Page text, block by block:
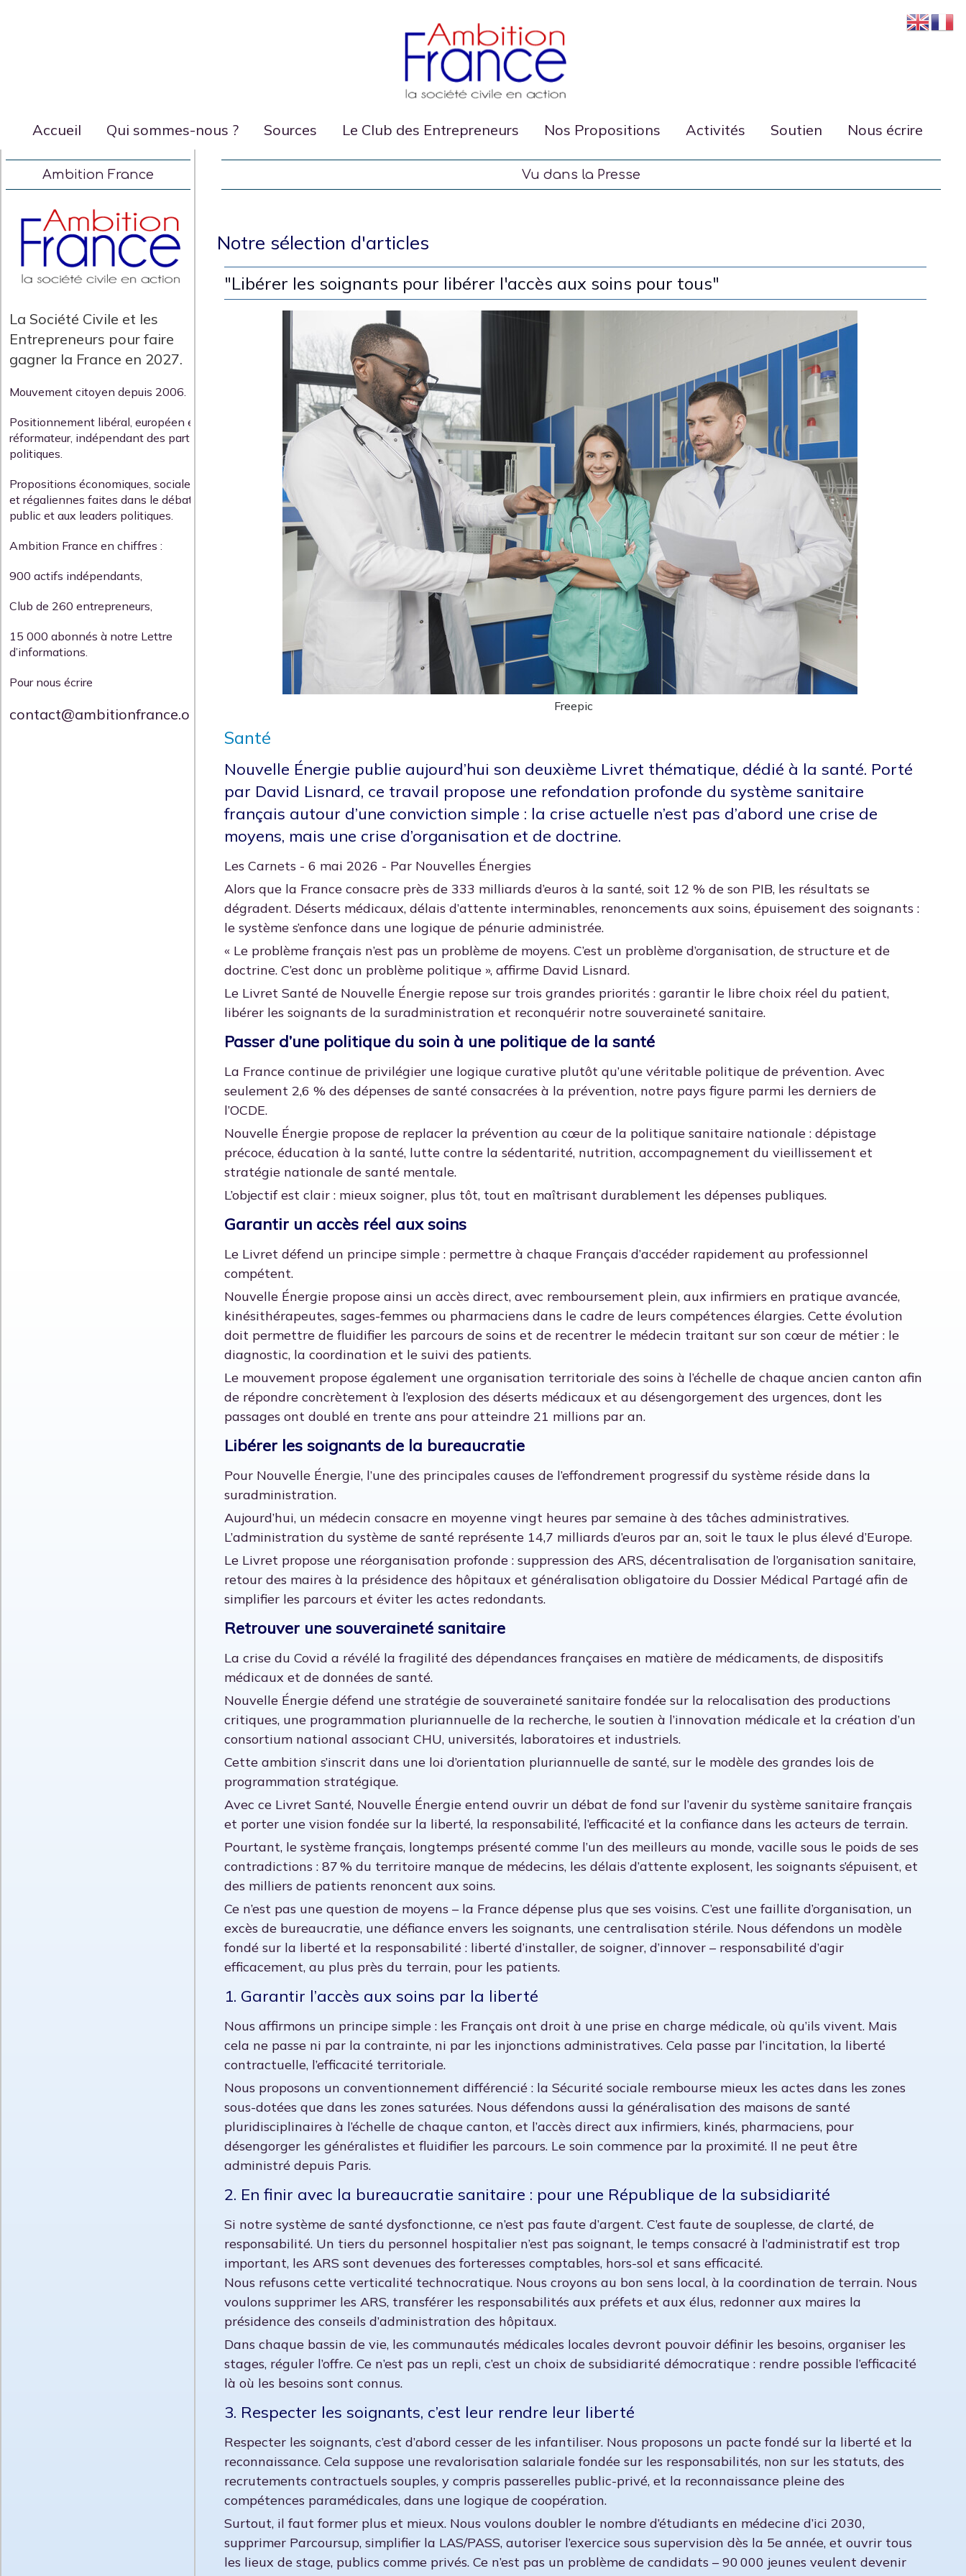
Accueil Qui sommes-nous ? Sources Le Club des Entrepreneurs Nos Propositions Activités Soutien Nous écrire
Ambition France
La Société Civile et les
Entrepreneurs pour faire
gagner la France en 2027.
Mouvement citoyen depuis 2006.
Positionnement libéral, européen et
réformateur, indépendant des partis
politiques.
Propositions économiques, sociales
et régaliennes faites dans le débat
public et aux leaders politiques.
Ambition France en chiffres :
900 actifs indépendants,
Club de 260 entrepreneurs,
15 000 abonnés à notre Lettre
d’informations.
Pour nous écrire
contact@ambitionfrance.org
Vu dans la Presse
Notre sélection d'articles
"Libérer les soignants pour libérer l'accès aux soins pour tous"
Freepic
Santé
Nouvelle Énergie publie aujourd’hui son deuxième Livret thématique, dédié à la santé. Porté
par David Lisnard, ce travail propose une refondation profonde du système sanitaire
français autour d’une conviction simple : la crise actuelle n’est pas d’abord une crise de
moyens, mais une crise d’organisation et de doctrine.
Les Carnets - 6 mai 2026 - Par Nouvelles Énergies
Alors que la France consacre près de 333 milliards d’euros à la santé, soit 12 % de son PIB, les résultats se
dégradent. Déserts médicaux, délais d’attente interminables, renoncements aux soins, épuisement des soignants :
le système s’enfonce dans une logique de pénurie administrée.
« Le problème français n’est pas un problème de moyens. C’est un problème d’organisation, de structure et de
doctrine. C’est donc un problème politique », affirme David Lisnard.
Le Livret Santé de Nouvelle Énergie repose sur trois grandes priorités : garantir le libre choix réel du patient,
libérer les soignants de la suradministration et reconquérir notre souveraineté sanitaire.
Passer d’une politique du soin à une politique de la santé
La France continue de privilégier une logique curative plutôt qu’une véritable politique de prévention. Avec
seulement 2,6 % des dépenses de santé consacrées à la prévention, notre pays figure parmi les derniers de
l’OCDE.
Nouvelle Énergie propose de replacer la prévention au cœur de la politique sanitaire nationale : dépistage
précoce, éducation à la santé, lutte contre la sédentarité, nutrition, accompagnement du vieillissement et
stratégie nationale de santé mentale.
L’objectif est clair : mieux soigner, plus tôt, tout en maîtrisant durablement les dépenses publiques.
Garantir un accès réel aux soins
Le Livret défend un principe simple : permettre à chaque Français d’accéder rapidement au professionnel
compétent.
Nouvelle Énergie propose ainsi un accès direct, avec remboursement plein, aux infirmiers en pratique avancée,
kinésithérapeutes, sages-femmes ou pharmaciens dans le cadre de leurs compétences élargies. Cette évolution
doit permettre de fluidifier les parcours de soins et de recentrer le médecin traitant sur son cœur de métier : le
diagnostic, la coordination et le suivi des patients.
Le mouvement propose également une organisation territoriale des soins à l’échelle de chaque ancien canton afin
de répondre concrètement à l’explosion des déserts médicaux et au désengorgement des urgences, dont les
passages ont doublé en trente ans pour atteindre 21 millions par an.
Libérer les soignants de la bureaucratie
Pour Nouvelle Énergie, l’une des principales causes de l’effondrement progressif du système réside dans la
suradministration.
Aujourd’hui, un médecin consacre en moyenne vingt heures par semaine à des tâches administratives.
L’administration du système de santé représente 14,7 milliards d’euros par an, soit le taux le plus élevé d’Europe.
Le Livret propose une réorganisation profonde : suppression des ARS, décentralisation de l’organisation sanitaire,
retour des maires à la présidence des hôpitaux et généralisation obligatoire du Dossier Médical Partagé afin de
simplifier les parcours et éviter les actes redondants.
Retrouver une souveraineté sanitaire
La crise du Covid a révélé la fragilité des dépendances françaises en matière de médicaments, de dispositifs
médicaux et de données de santé.
Nouvelle Énergie défend une stratégie de souveraineté sanitaire fondée sur la relocalisation des productions
critiques, une programmation pluriannuelle de la recherche, le soutien à l’innovation médicale et la création d’un
consortium national associant CHU, universités, laboratoires et industriels.
Cette ambition s’inscrit dans une loi d’orientation pluriannuelle de santé, sur le modèle des grandes lois de
programmation stratégique.
Avec ce Livret Santé, Nouvelle Énergie entend ouvrir un débat de fond sur l’avenir du système sanitaire français
et porter une vision fondée sur la liberté, la responsabilité, l’efficacité et la confiance dans les acteurs de terrain.
Pourtant, le système français, longtemps présenté comme l’un des meilleurs au monde, vacille sous le poids de ses
contradictions : 87 % du territoire manque de médecins, les délais d’attente explosent, les soignants s’épuisent, et
des milliers de patients renoncent aux soins.
Ce n’est pas une question de moyens – la France dépense plus que ses voisins. C’est une faillite d’organisation, un
excès de bureaucratie, une défiance envers les soignants, une centralisation stérile. Nous défendons un modèle
fondé sur la liberté et la responsabilité : liberté d’installer, de soigner, d’innover – responsabilité d’agir
efficacement, au plus près du terrain, pour les patients.
1. Garantir l’accès aux soins par la liberté
Nous affirmons un principe simple : les Français ont droit à une prise en charge médicale, où qu’ils vivent. Mais
cela ne passe ni par la contrainte, ni par les injonctions administratives. Cela passe par l’incitation, la liberté
contractuelle, l’efficacité territoriale.
Nous proposons un conventionnement différencié : la Sécurité sociale rembourse mieux les actes dans les zones
sous-dotées que dans les zones saturées. Nous défendons aussi la généralisation des maisons de santé
pluridisciplinaires à l’échelle de chaque canton, et l’accès direct aux infirmiers, kinés, pharmaciens, pour
désengorger les généralistes et fluidifier les parcours. Le soin commence par la proximité. Il ne peut être
administré depuis Paris.
2. En finir avec la bureaucratie sanitaire : pour une République de la subsidiarité
Si notre système de santé dysfonctionne, ce n’est pas faute d’argent. C’est faute de souplesse, de clarté, de
responsabilité. Un tiers du personnel hospitalier n’est pas soignant, le temps consacré à l’administratif est trop
important, les ARS sont devenues des forteresses comptables, hors-sol et sans efficacité.
Nous refusons cette verticalité technocratique. Nous croyons au bon sens local, à la coordination de terrain. Nous
voulons supprimer les ARS, transférer les responsabilités aux préfets et aux élus, redonner aux maires la
présidence des conseils d’administration des hôpitaux.
Dans chaque bassin de vie, les communautés médicales locales devront pouvoir définir les besoins, organiser les
stages, réguler l’offre. Ce n’est pas un repli, c’est un choix de subsidiarité démocratique : rendre possible l’efficacité
là où les besoins sont connus.
3. Respecter les soignants, c’est leur rendre leur liberté
Respecter les soignants, c’est d’abord cesser de les infantiliser. Nous proposons un pacte fondé sur la liberté et la
reconnaissance. Cela suppose une revalorisation salariale fondée sur les responsabilités, non sur les statuts, des
recrutements contractuels souples, y compris passerelles public-privé, et la reconnaissance pleine des
compétences paramédicales, dans une logique de coopération.
Surtout, il faut former plus et mieux. Nous voulons doubler le nombre d’étudiants en médecine d’ici 2030,
supprimer Parcoursup, simplifier la LAS/PASS, autoriser l’exercice sous supervision dès la 5e année, et ouvrir tous
les lieux de stage, publics comme privés. Ce n’est pas un problème de candidats – 90 000 jeunes veulent devenir